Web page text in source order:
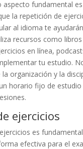
fundamental
la repetición de
al idioma te
recursos como
en línea,
tu estudio.
organización y la
horario fijo de
ejercicios
es
efectiva para el